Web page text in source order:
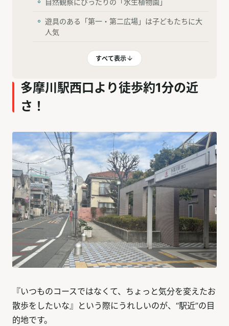
遊具のある「第一・第二広場」は子どもたちに大
人気
すべて表示
多摩川駅西口より徒歩約1分の近
さ！
『いつものコースではなくて、ちょっと気分を変えたお
散歩をしたいな』という際にうれしいのが、“駅近”の目
的地です。